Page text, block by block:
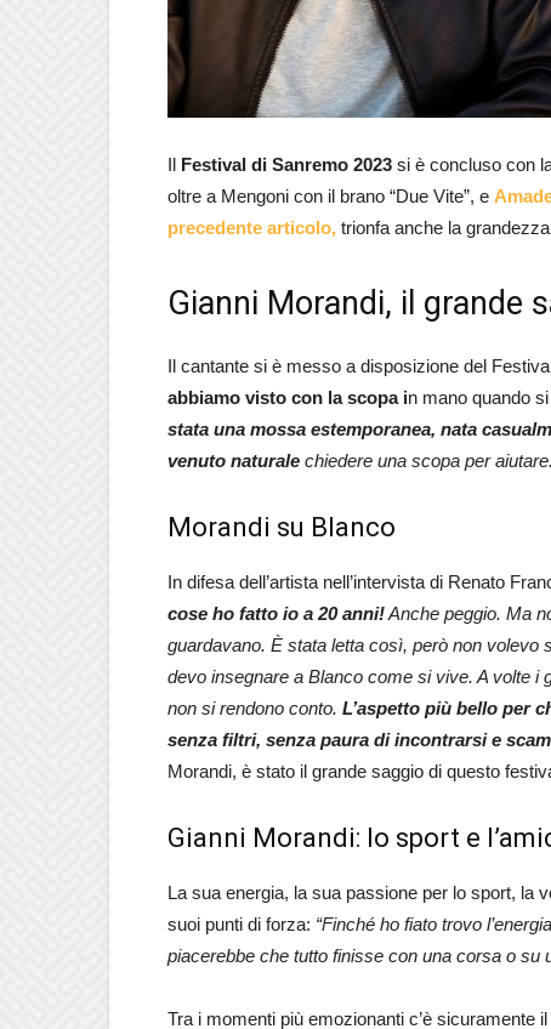
Il Festival di Sanremo 2023 si è concluso con
oltre a Mengoni con il brano “Due Vite”, e
precedente articolo, trionfa anche la
Gianni Morandi, il grande
Il cantante si è messo a disposizione del
abbiamo visto con la scopa in mano quando
stata una mossa estemporanea, nata
venuto naturale chiedere una scopa per
Morandi su Blanco
In difesa dell’artista nell’intervista di Renato
cose ho fatto io a 20 anni!Anche peggio. Ma
guardavano. È stata letta così, però non
devo insegnare a Blanco come si vive. A volte
non si rendono conto. L’aspetto più bello per
senza filtri, senza paura di incontrarsi e
Morandi, è stato il grande saggio di questo
Gianni Morandi: lo sport e
La sua energia, la sua passione per lo sport, la
suoi punti di forza: “Finché ho fiato trovo
piacerebbe che tutto finisse con una corsa o su
Tra i momenti più emozionanti c’è sicuramente